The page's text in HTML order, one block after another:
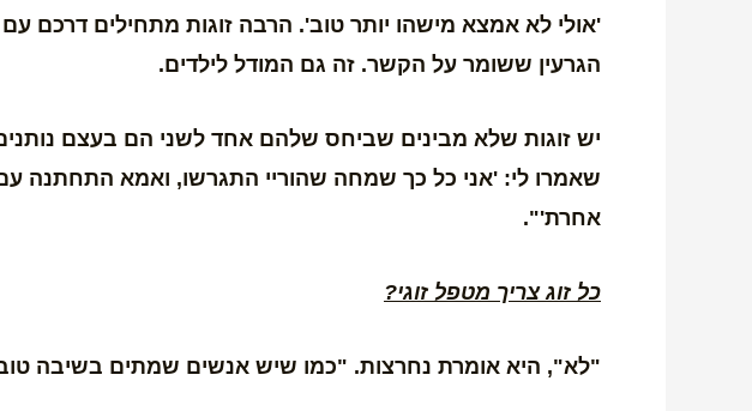
'אולי לא אמצא מישהו יותר טוב'. הרבה זוגות מתחילים
הגרעין ששומר על הקשר. זה גם המודל לילדים.
יש זוגות שלא מבינים שביחס שלהם אחד לשני הם בעצם
שאמרו לי: 'אני כל כך שמחה שהוריי התגרשו, ואמא התחתנה עם
אחרת'".
כל זוג צריך מטפל זוגי?
"לא", היא אומרת נחרצות. "כמו שיש אנשים שמתים בשיבה